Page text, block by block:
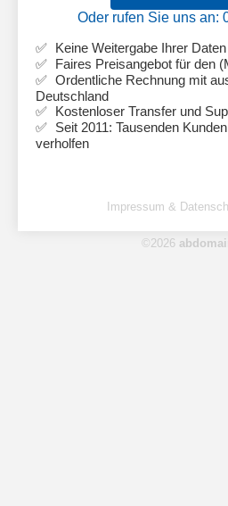
Oder rufen Sie uns an:
Keine Weitergabe Ihrer
Faires Preisangebot für den
Ordentliche Rechnung mit
Deutschland
Kostenloser Transfer und
Seit 2011: Tausenden
verholfen
Impressum &
©2026